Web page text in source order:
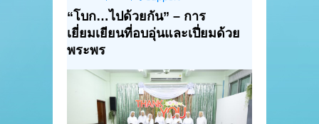
“โบก…ไปด้วยกัน” – การ
เยี่ยมเยียนที่อบอุ่นและเปี่ยมด้วย
พระพร